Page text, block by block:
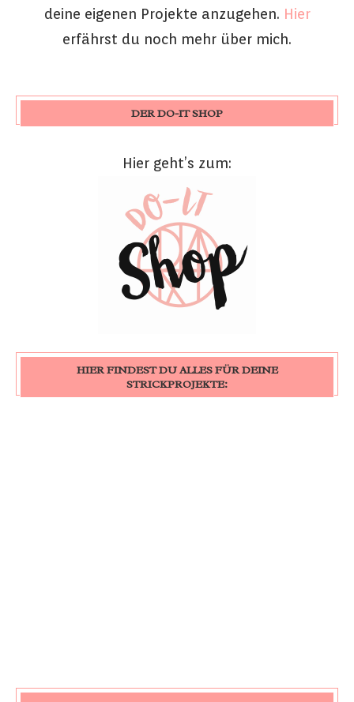
deine eigenen Projekte anzugehen. Hier
erfährst du noch mehr über mich.
DER DO-IT SHOP
Hier geht’s zum:
HIER FINDEST DU ALLES FÜR DEINE
STRICKPROJEKTE: